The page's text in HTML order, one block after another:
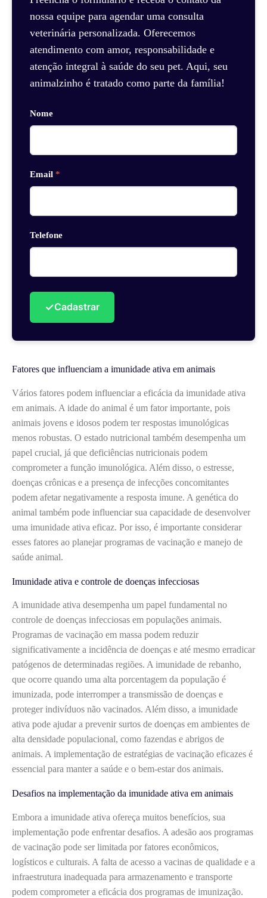
nossa equipe para agendar uma consulta
veterinária personalizada. Oferecemos
atendimento com amor, responsabilidade e
atenção integral à saúde do seu pet. Aqui, seu
animalzinho é tratado como parte da família!
Nome
Email *
Telefone
✓Cadastrar
Fatores que influenciam a imunidade ativa em animais
Vários fatores podem influenciar a eficácia da imunidade ativa
em animais. A idade do animal é um fator importante, pois
animais jovens e idosos podem ter respostas imunológicas
menos robustas. O estado nutricional também desempenha um
papel crucial, já que deficiências nutricionais podem
comprometer a função imunológica. Além disso, o estresse,
doenças crônicas e a presença de infecções concomitantes
podem afetar negativamente a resposta imune. A genética do
animal também pode influenciar sua capacidade de desenvolver
uma imunidade ativa eficaz. Por isso, é importante considerar
esses fatores ao planejar programas de vacinação e manejo de
saúde animal.
Imunidade ativa e controle de doenças infecciosas
A imunidade ativa desempenha um papel fundamental no
controle de doenças infecciosas em populações animais.
Programas de vacinação em massa podem reduzir
significativamente a incidência de doenças e até mesmo erradicar
patógenos de determinadas regiões. A imunidade de rebanho,
que ocorre quando uma alta porcentagem da população é
imunizada, pode interromper a transmissão de doenças e
proteger indivíduos não vacinados. Além disso, a imunidade
ativa pode ajudar a prevenir surtos de doenças em ambientes de
alta densidade populacional, como fazendas e abrigos de
animais. A implementação de estratégias de vacinação eficazes é
essencial para manter a saúde e o bem-estar dos animais.
Desafios na implementação da imunidade ativa em animais
Embora a imunidade ativa ofereça muitos benefícios, sua
implementação pode enfrentar desafios. A adesão aos programas
de vacinação pode ser limitada por fatores econômicos,
logísticos e culturais. A falta de acesso a vacinas de qualidade e a
infraestrutura inadequada para armazenamento e transporte
podem comprometer a eficácia dos programas de imunização.